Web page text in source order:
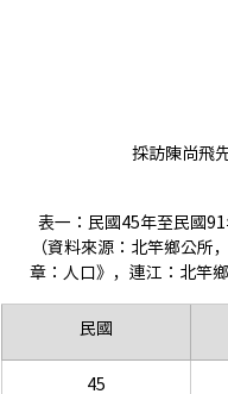
採訪陳尚飛
表一：民國45年至民國
（資料來源：北竿鄉公所
章：人口》，連江：北竿
​民國
45